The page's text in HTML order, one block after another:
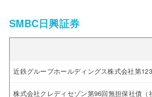
SMBC日興証券
近鉄グループホールディングス株式会社第
株式会社クレディセゾン第96回無担保社債